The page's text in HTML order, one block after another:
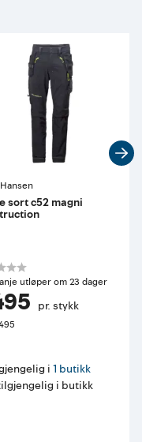
sort c52 magni
utløper om 23 dager
pr. stykk
i 1 butikk
i butikk